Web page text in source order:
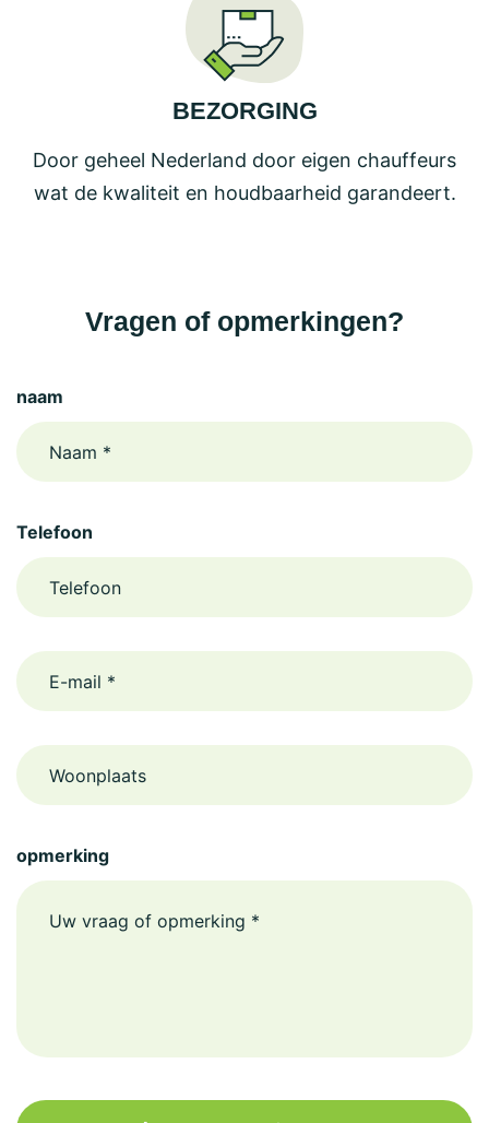
BEZORGING
Door geheel Nederland door eigen chauffeurs
wat de kwaliteit en houdbaarheid garandeert.
Vragen of opmerkingen?
naam
Telefoon
email
Woonplaats
opmerking